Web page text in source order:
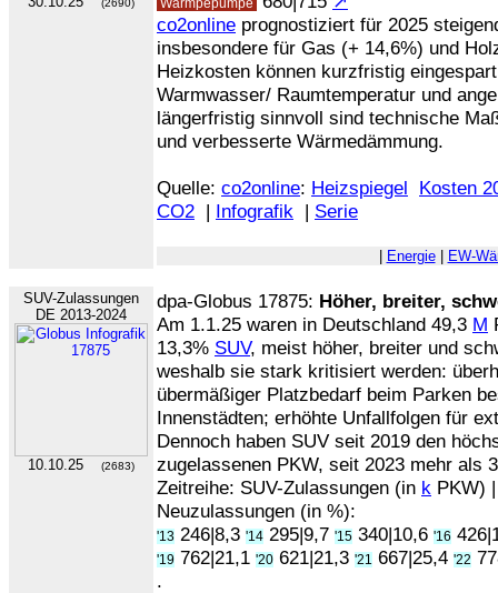
(2690) Wärmpepumpe
co2online prognostiziert für 2025
insbesondere für Gas (+ 14,6%) und
Heizkosten können kurzfristig
Warmwasser/ Raumtemperatur und
längerfristig sinnvoll sind technische
und verbesserte Wärmedämmung.
Quelle: co2online: Heizspiegel Kosten
CO2 | Infografik | Serie
Energie| EW-
SUV-Zulassungen
DE 2013-2024
10.10.25 (2683)
dpa-Globus 17875: Höher, breiter,
Am 1.1.25 waren in Deutschland 49,3 M
13,3% SUV, meist höher, breiter und
weshalb sie stark kritisiert werden:
übermäßiger Platzbedarf beim Parken
Innenstädten; erhöhte Unfallfolgen für
Dennoch haben SUV seit 2019 den
zugelassenen PKW, seit 2023 mehr als
Zeitreihe: SUV-Zulassungen (in k PKW)
Neuzulassungen (in %):
'13 246|8,3 '14 295|9,7 '15 340|10,6 '16
'19 762|21,1 '20 621|21,3 '21 667|25,4 '22
.